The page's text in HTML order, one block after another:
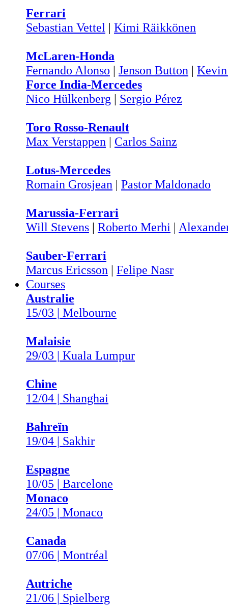
Ferrari
Sebastian Vettel | Kimi Räikkönen
McLaren-Honda
Fernando Alonso | Jenson Button | Kevin
Force India-Mercedes
Nico Hülkenberg | Sergio Pérez
Toro Rosso-Renault
Max Verstappen | Carlos Sainz
Lotus-Mercedes
Romain Grosjean | Pastor Maldonado
Marussia-Ferrari
Will Stevens | Roberto Merhi |
Sauber-Ferrari
Marcus Ericsson | Felipe Nasr
Courses
Australie
15/03 | Melbourne
Malaisie
29/03 | Kuala Lumpur
Chine
12/04 | Shanghai
Bahreïn
19/04 | Sakhir
Espagne
10/05 | Barcelone
Monaco
24/05 | Monaco
Canada
07/06 | Montréal
Autriche
21/06 | Spielberg